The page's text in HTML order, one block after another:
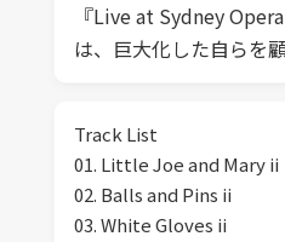
『Live at Sydney
は、巨大化した自らを
Track List
01. Little Joe and Mary ii
02. Balls and Pins ii
03. White Gloves ii